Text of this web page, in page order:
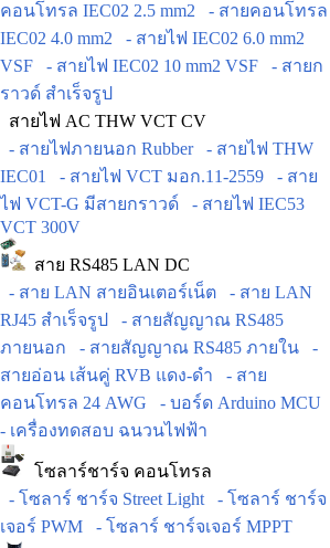
คอนโทรล IEC02 2.5 mm2
- สายคอนโทรล
IEC02 4.0 mm2
- สายไฟ IEC02 6.0 mm2
VSF
- สายไฟ IEC02 10 mm2 VSF
- สายก
ราวด์ สำเร็จรูป
สายไฟ AC THW VCT CV
- สายไฟภายนอก Rubber
- สายไฟ THW
IEC01
- สายไฟ VCT มอก.11-2559
- สาย
ไฟ VCT-G มีสายกราวด์
- สายไฟ IEC53
VCT 300V
สาย RS485 LAN DC
- สาย LAN สายอินเตอร์เน็ต
- สาย LAN
RJ45 สำเร็จรูป
- สายสัญญาณ RS485
ภายนอก
- สายสัญญาณ RS485 ภายใน
-
สายอ่อน เส้นคู่ RVB แดง-ดำ
- สาย
คอนโทรล 24 AWG
- บอร์ด Arduino MCU
- เครื่องทดสอบ ฉนวนไฟฟ้า
โซลาร์ชาร์จ คอนโทรล
- โซลาร์ ชาร์จ Street Light
- โซลาร์ ชาร์จ
เจอร์ PWM
- โซลาร์ ชาร์จเจอร์ MPPT